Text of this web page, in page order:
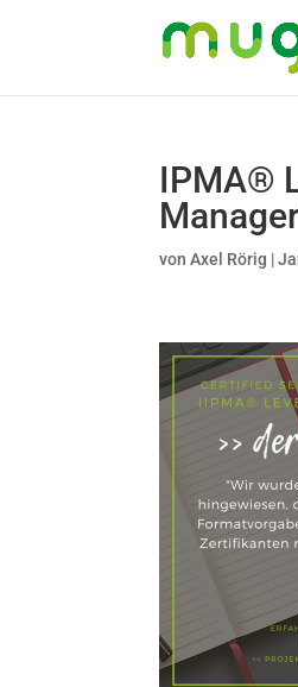
IPMA®
vonAxel Rörig |